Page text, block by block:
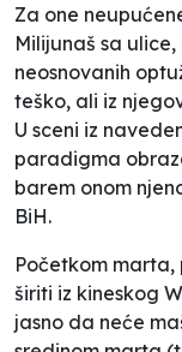
Za one
Milijunaš sa ulice,
neosnovanih
teško, ali iz
U sceni iz
paradigma
barem onom
BiH.
Početkom marta,
širiti iz kineskog
jasno da neće